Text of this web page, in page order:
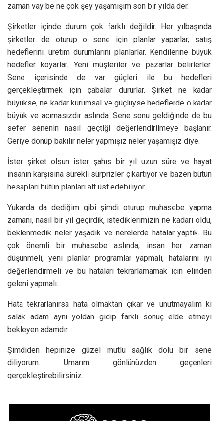
zaman vay be ne çok şey yaşamışım son bir yılda der.
Şirketler içinde durum çok farklı değildir. Her yılbaşında
şirketler de oturup o sene için planlar yaparlar, satış
hedeflerini, üretim durumlarını planlarlar. Kendilerine büyük
hedefler koyarlar. Yeni müşteriler ve pazarlar belirlerler.
Sene içerisinde de var güçleri ile bu hedefleri
gerçekleştirmek için çabalar dururlar. Şirket ne kadar
büyükse, ne kadar kurumsal ve güçlüyse hedeflerde o kadar
büyük ve acımasızdır aslında. Sene sonu geldiğinde de bu
sefer senenin nasıl geçtiği değerlendirilmeye başlanır.
Geriye dönüp bakılır neler yapmışız neler yaşamışız diye.
İster şirket olsun ister şahıs bir yıl uzun süre ve hayat
insanın karşısına sürekli sürprizler çıkartıyor ve bazen bütün
hesapları bütün planları alt üst edebiliyor.
Yukarda da dediğim gibi şimdi oturup muhasebe yapma
zamanı, nasıl bir yıl geçirdik, istediklerimizin ne kadarı oldu,
beklenmedik neler yaşadık ve nerelerde hatalar yaptık. Bu
çok önemli bir muhasebe aslında, insan her zaman
düşünmeli, yeni planlar programlar yapmalı, hatalarını iyi
değerlendirmeli ve bu hataları tekrarlamamak için elinden
geleni yapmalı.
Hata tekrarlanırsa hata olmaktan çıkar ve unutmayalım ki
salak adam aynı yoldan gidip farklı sonuç elde etmeyi
bekleyen adamdır.
Şimdiden hepinize güzel mutlu sağlık dolu bir sene
diliyorum. Umarım gönlünüzden geçenleri
gerçekleştirebilirsiniz.